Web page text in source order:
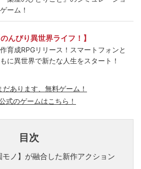
ーム！
のんびり異世界ライフ！】
育成RPGリリース！スマートフォンと
に異世界で新たな人生をスタート！
だあります、無料ゲーム！
式のゲームはこちら！
目次
モノ】が融合した新作アクション